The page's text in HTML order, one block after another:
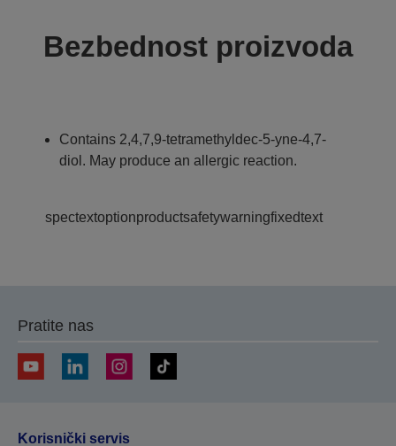
Bezbednost proizvoda
Contains 2,4,7,9-tetramethyldec-5-yne-4,7-
diol. May produce an allergic reaction.
spectextoptionproductsafetywarningfixedtext
Pratite nas
Korisnički servis